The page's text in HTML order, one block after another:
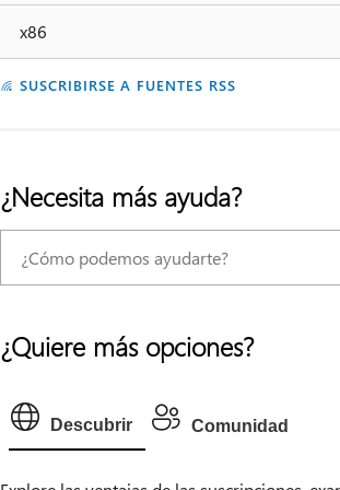
x86
SUSCRIBIRSE A FUENTES RSS
¿Necesita más ayuda?
¿Quiere más opciones?
Descubrir Comunidad